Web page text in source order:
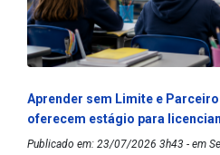
Aprender sem Limite e
oferecem estágio para
Publicado em: 23/07/2026 3h43 - em